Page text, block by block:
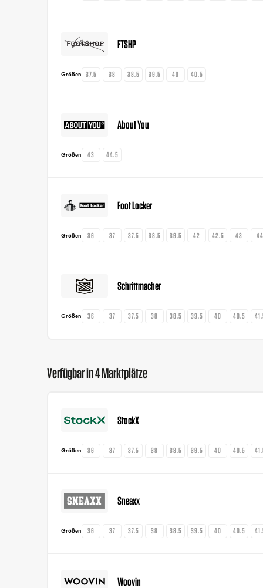
FTSHP
Größen 37.5 38 38.5 39.5 40 40.5
About You
Größen 43 44.5
Foot Locker
Größen 36 37 37.5 38.5 39.5 42 42.5 43 44
Schrittmacher
Größen 36 37 37.5 38 38.5 39.5 40 40.5
Verfügbar in 4 Marktplätze
StockX
Größen 36 37 37.5 38 38.5 39.5 40 40.5
Sneaxx
Größen 36 37 37.5 38 38.5 39.5 40 40.5
Woovin